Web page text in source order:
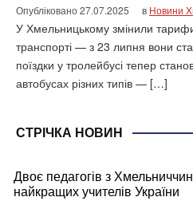
Опубліковано27.07.2025 в Новини
У Хмельницькому змінили
транспорті — з 23 липня вони
поїздки у тролейбусі тепер
автобусах різних типів — […]
СТРІЧКА НОВИН
Двоє педагогів з
найкращих учителів України